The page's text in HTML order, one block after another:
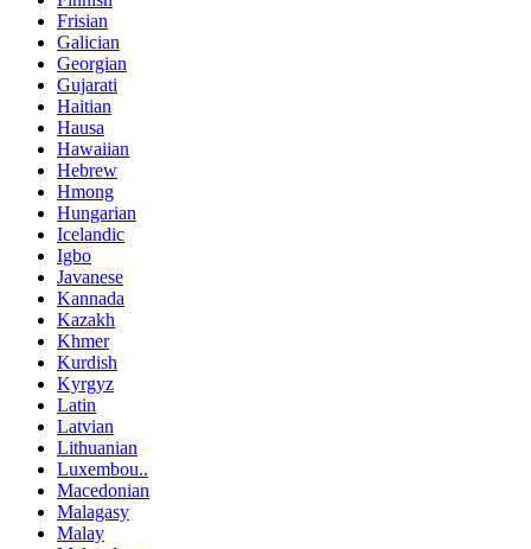
Frisian
Galician
Georgian
Gujarati
Haitian
Hausa
Hawaiian
Hebrew
Hmong
Hungarian
Icelandic
Igbo
Javanese
Kannada
Kazakh
Khmer
Kurdish
Kyrgyz
Latin
Latvian
Lithuanian
Luxembou..
Macedonian
Malagasy
Malay